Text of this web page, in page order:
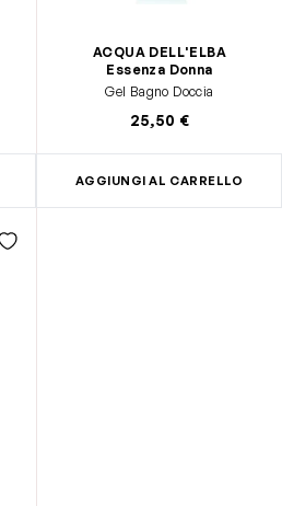
ACQUA DELL'ELBA
Essenza Donna
Gel Bagno Doccia
25,50 €
AGGIUNGI AL CARRELLO